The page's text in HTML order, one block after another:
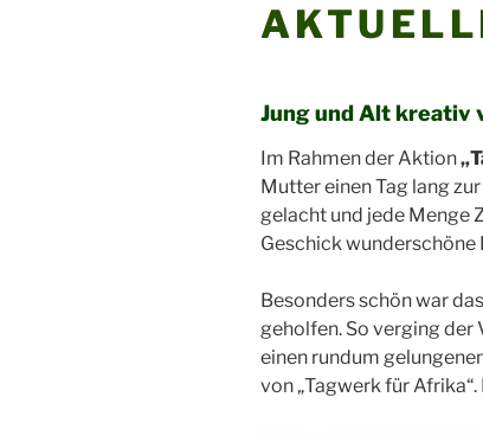
Jung und Alt kreativ
Im Rahmen der Aktion
Mutter einen Tag lang
gelacht und jede Menge
Geschick wunderschöne
Besonders schön war
geholfen. So verging der
einen rundum
von „Tagwerk für